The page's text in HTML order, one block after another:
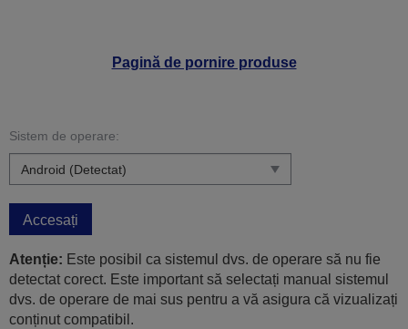
Pagină de pornire produse
Sistem de operare:
Accesați
Atenție: Este posibil ca sistemul dvs. de operare să nu fie
detectat corect. Este important să selectați manual sistemul
dvs. de operare de mai sus pentru a vă asigura că vizualizați
conținut compatibil.